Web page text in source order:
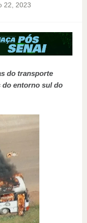
22, 2023
do transporte
do entorno sul do